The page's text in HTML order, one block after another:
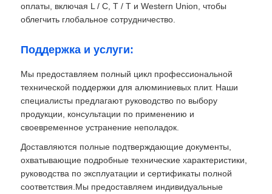
оплаты, включая L / C, T / T и Western Union, чтобы
облегчить глобальное сотрудничество.
Поддержка и услуги:
Мы предоставляем полный цикл профессиональной
технической поддержки для алюминиевых плит. Наши
специалисты предлагают руководство по выбору
продукции, консультации по применению и
своевременное устранение неполадок.
Доставляются полные подтверждающие документы,
охватывающие подробные технические характеристики,
руководства по эксплуатации и сертификаты полной
соответствия.Мы предоставляем индивидуальные